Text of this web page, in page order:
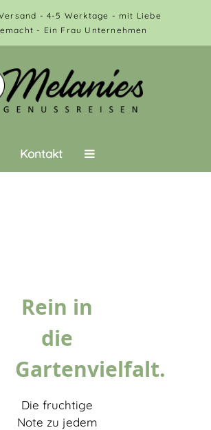
- 4-5 Werktage - mit Liebe
- Ein Frau Unternehmen
Kontakt
Rein in
die
Gartenvielfalt.
Die fruchtige
Note zu jedem